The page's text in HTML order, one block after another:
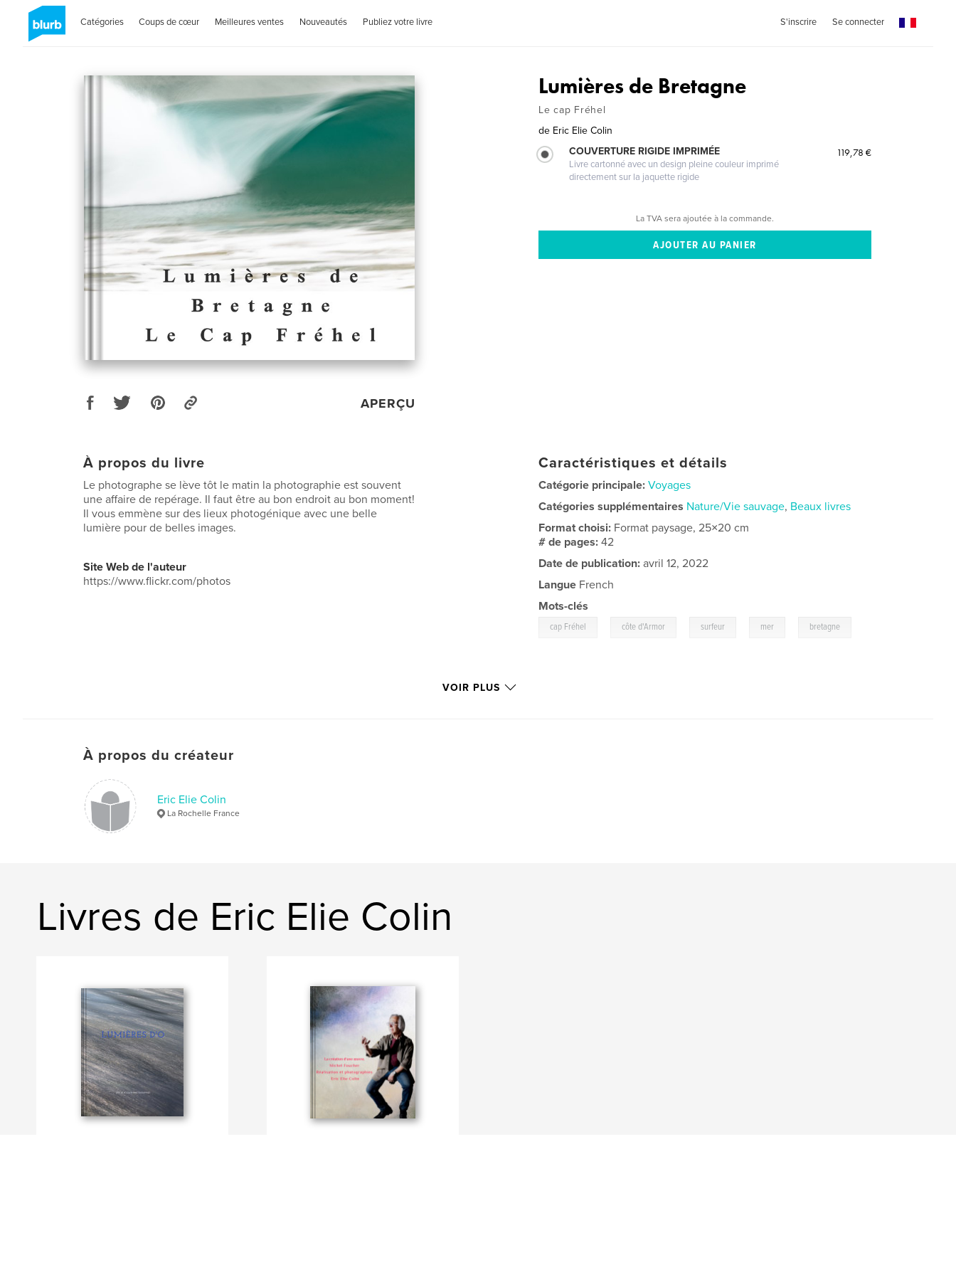
Catégories Coups de cœur Meilleures ventes Nouveautés Publiez votre livre S'inscrire Se connecter
APERÇU
Lumières de Bretagne
Le cap Fréhel
de Eric Elie Colin
COUVERTURE RIGIDE IMPRIMÉE
Livre cartonné avec un design pleine couleur imprimé
directement sur la jaquette rigide
119,78 €
La TVA sera ajoutée à la commande.
À propos du livre
Le photographe se lève tôt le matin la photographie est souvent
une affaire de repérage. Il faut être au bon endroit au bon moment!
Il vous emmène sur des lieux photogénique avec une belle
lumière pour de belles images.
Site Web de l'auteur
https://www.flickr.com/photos
Caractéristiques et détails
Catégorie principale: Voyages
Catégories supplémentaires Nature/Vie sauvage, Beaux livres
Format choisi: Format paysage, 25×20 cm
# de pages:42
Date de publication: avril 12, 2022
Langue French
Mots-clés
cap Fréhel côte d'Armor surfeur mer bretagne
VOIR PLUS
À propos du créateur
Eric Elie Colin
La Rochelle France
Livres de Eric Elie Colin